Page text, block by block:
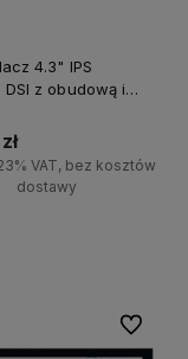
4.3" IPS
z obudową i
VAT, bez kosztów
dostawy
Do